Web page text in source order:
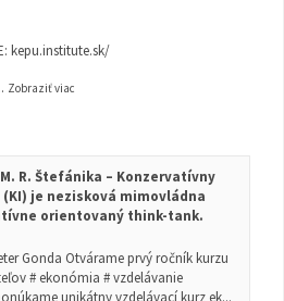
kepu.institute.sk/
Zobraziť viac
R. Štefánika – Konzervatívny
je nezisková mimovládna
orientovaný think-tank.
Gonda Otvárame prvý ročník kurzu
# ekonómia # vzdelávanie